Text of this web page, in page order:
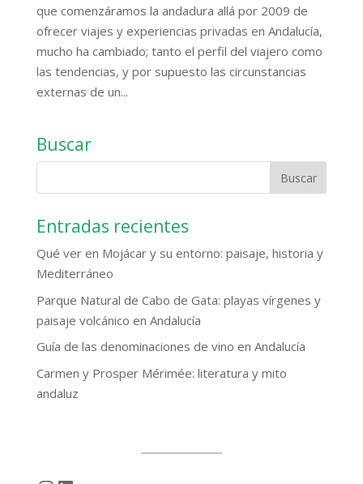
que comenzáramos la andadura allá por 2009 de
ofrecer viajes y experiencias privadas en Andalucía,
mucho ha cambiado; tanto el perfil del viajero como
las tendencias, y por supuesto las circunstancias
externas de un...
Buscar
Entradas recientes
Qué ver en Mojácar y su entorno: paisaje, historia y
Mediterráneo
Parque Natural de Cabo de Gata: playas vírgenes y
paisaje volcánico en Andalucía
Guía de las denominaciones de vino en Andalucía
Carmen y Prosper Mérimée: literatura y mito
andaluz